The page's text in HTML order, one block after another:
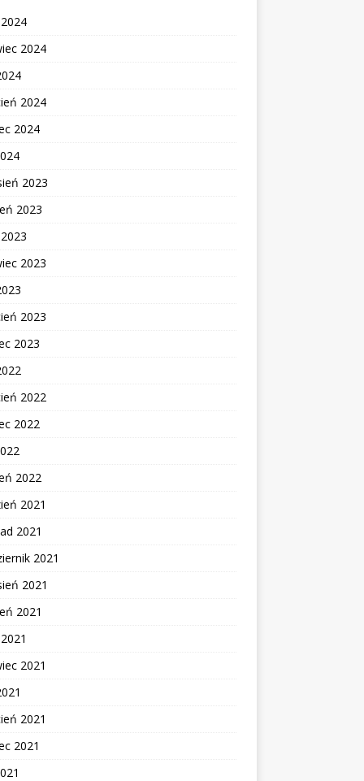
2024
2024
2024
2023
2023
2023
2023
2023
2022
2022
2022
2021
2021
2021
2021
2021
2021
2021
2021